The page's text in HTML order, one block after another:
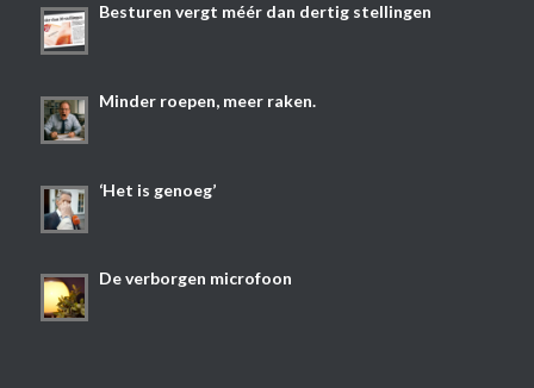
Besturen vergt méér dan dertig stellingen
Minder roepen, meer raken.
‘Het is genoeg’
De verborgen microfoon